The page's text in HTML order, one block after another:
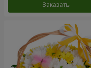
Заказать